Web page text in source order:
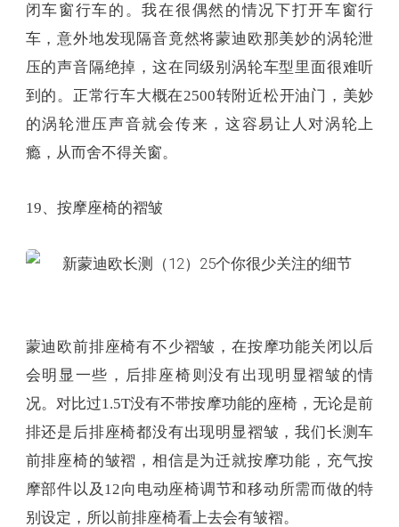
闭车窗行车的。我在很偶然的情况下打开车窗行
车，意外地发现隔音竟然将蒙迪欧那美妙的涡轮泄
压的声音隔绝掉，这在同级别涡轮车型里面很难听
到的。正常行车大概在2500转附近松开油门，美妙
的涡轮泄压声音就会传来，这容易让人对涡轮上
瘾，从而舍不得关窗。
19、按摩座椅的褶皱
蒙迪欧前排座椅有不少褶皱，在按摩功能关闭以后
会明显一些，后排座椅则没有出现明显褶皱的情
况。对比过1.5T没有不带按摩功能的座椅，无论是前
排还是后排座椅都没有出现明显褶皱，我们长测车
前排座椅的皱褶，相信是为迁就按摩功能，充气按
摩部件以及12向电动座椅调节和移动所需而做的特
别设定，所以前排座椅看上去会有皱褶。